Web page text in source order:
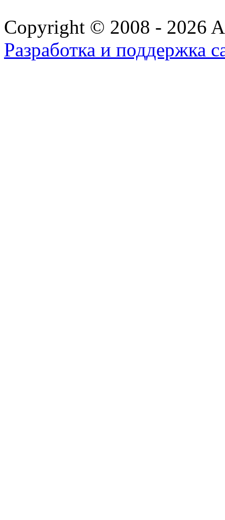
Copyright © 2008 - 2026
Разработка и поддержка